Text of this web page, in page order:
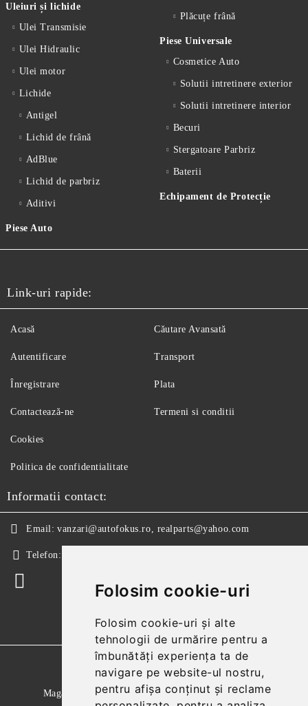
Folosim cookie-uri
Folosim cookie-uri și alte
tehnologii de urmărire pentru a
îmbunătăți experiența ta de
navigare pe website-ul nostru,
pentru afișa conținut și reclame
Uleiuri și lichide
Ulei Transmisie
Ulei Hidraulic
Ulei motor
Lichide
Antigel
Lichid de frânǎ
AdBlue
Lichid de parbriz
Aditivi
Piese Auto
Plăcuțe frână
Piese Universale
Cosmetice Auto
Solutii intretinere exterior
Solutii intretinere interior
Becuri
Stergatoare Parbriz
Baterii
Echipament de Protecție
Link-uri rapide:
Acasă
Autentificare
Înregistrare
Contactează-ne
Căutare Avansată
Transport
Plata
Termeni si conditii
Cookies
Politica de confidentialitate
Informatii contact:
Email: vanzari@autofokus.ro, realparts@yahoo.com
Telefon:
Magazinul nostru respecta 100% prevederile GDPR.